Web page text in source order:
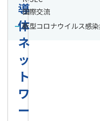
導
体
ネ
ッ
ト
ワ
ー
国際交流
新型コロナウイルス感